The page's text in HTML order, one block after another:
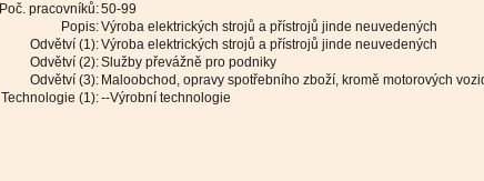
Poč. pracovníků:50-99
Popis:Výroba elektrických strojů a přístrojů jinde neuvedených
Odvětví (1):Výroba elektrických strojů a přístrojů jinde neuvedených
Odvětví (2):Služby převážně pro podniky
Odvětví (3): Maloobchod, opravy spotřebního zboží, kromě motorových
Technologie (1):--Výrobní technologie